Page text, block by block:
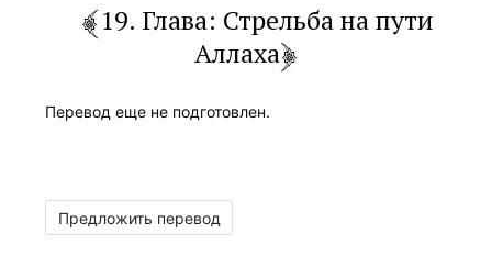
19. Глава: Стрельба на пути
Аллаха
Перевод еще не подготовлен.
Предложить перевод